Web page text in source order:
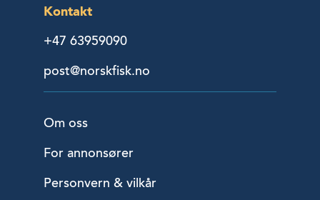
Kontakt
+47 63959090
post@norskfisk.no
Om oss
For annonsører
Personvern & vilkår